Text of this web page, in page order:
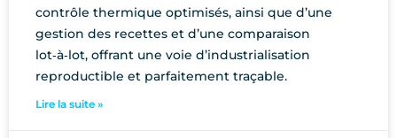
contrôle thermique optimisés, ainsi que d’une
gestion des recettes et d’une comparaison
lot‑à‑lot, offrant une voie d’industrialisation
reproductible et parfaitement traçable.
Lire la suite »